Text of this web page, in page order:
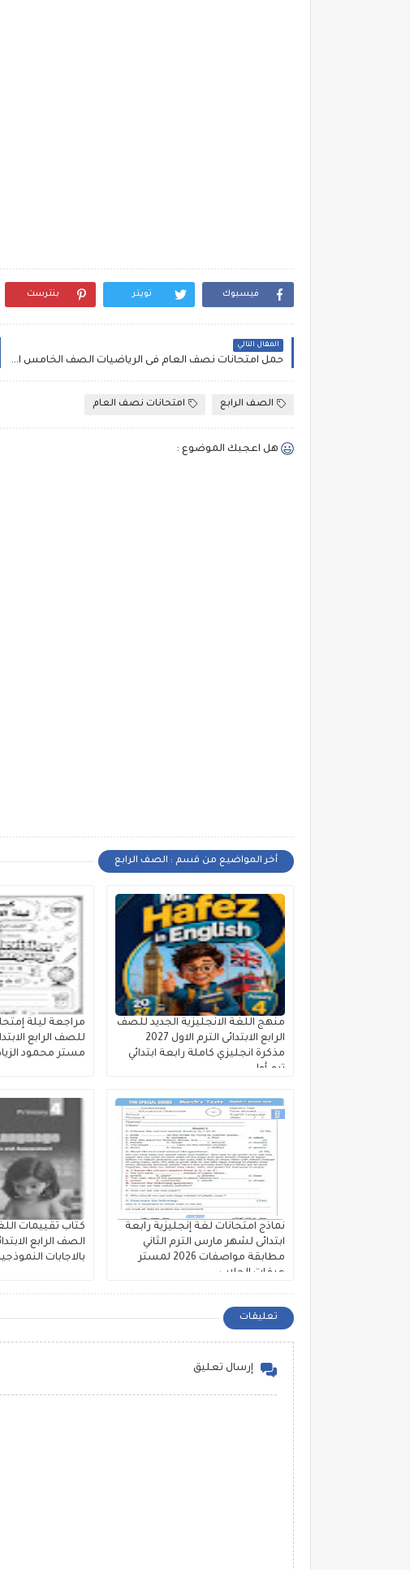
فيسبوك تويتر بنترست
المقال التالي
حمل امتحانات نصف العام فى الرياضيات الصف الخامس الترم الاول 2017 جميع محافظات مصر
الصف الرابع امتحانات نصف العام
هل اعجبك الموضوع :
أخر المواضيع من قسم : الصف الرابع
منهج اللغة الانجليزية الجديد للصف
الرابع الابتدائى الترم الاول 2027
مذكرة انجليزي كاملة رابعة ابتدائي
ترم أول
مراجعة ليلة
للصف الرابع
مستر محمود الزيادى
نماذج امتحانات لغة إنجليزية رابعة
ابتدائى لشهر مارس الترم الثاني
مطابقة مواصفات 2026 لمستر
عرفات الحلاب
كتاب تقييمات
الصف الرابع
بالاجابات النموذجية
تعليقات
إرسال تعليق